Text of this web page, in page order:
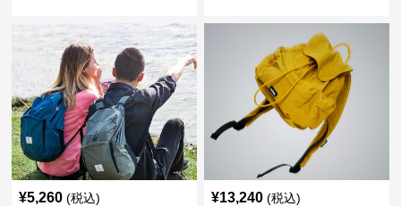
¥5,260 (税込) ¥13,240 (税込)